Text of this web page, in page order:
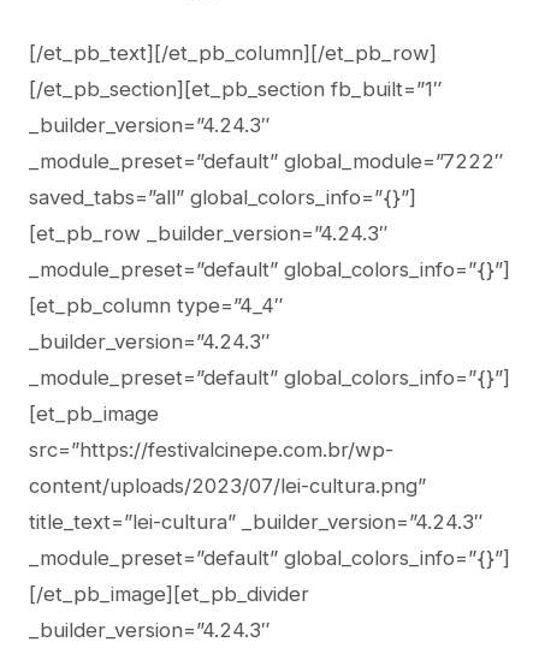
[/et_pb_text][/et_pb_column][/et_pb_row]
[/et_pb_section][et_pb_section fb_built=”1″
_builder_version=”4.24.3″
_module_preset=”default” global_module=”7222″
saved_tabs=”all” global_colors_info=”{}”]
[et_pb_row _builder_version=”4.24.3″
_module_preset=”default” global_colors_info=”{}”]
[et_pb_column type=”4_4″
_builder_version=”4.24.3″
_module_preset=”default” global_colors_info=”{}”]
[et_pb_image
src=”https://festivalcinepe.com.br/wp-
content/uploads/2023/07/lei-cultura.png”
title_text=”lei-cultura” _builder_version=”4.24.3″
_module_preset=”default” global_colors_info=”{}”]
[/et_pb_image][et_pb_divider
_builder_version=”4.24.3″